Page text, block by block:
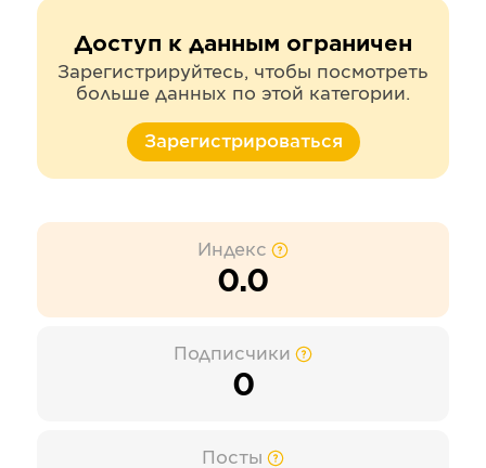
Доступ к данным ограничен
Зарегистрируйтесь, чтобы посмотреть
больше данных по этой категории.
Зарегистрироваться
Индекс
0.0
Подписчики
0
Посты